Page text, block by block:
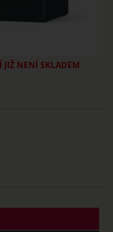
JIŽ NENÍ SKLADEM